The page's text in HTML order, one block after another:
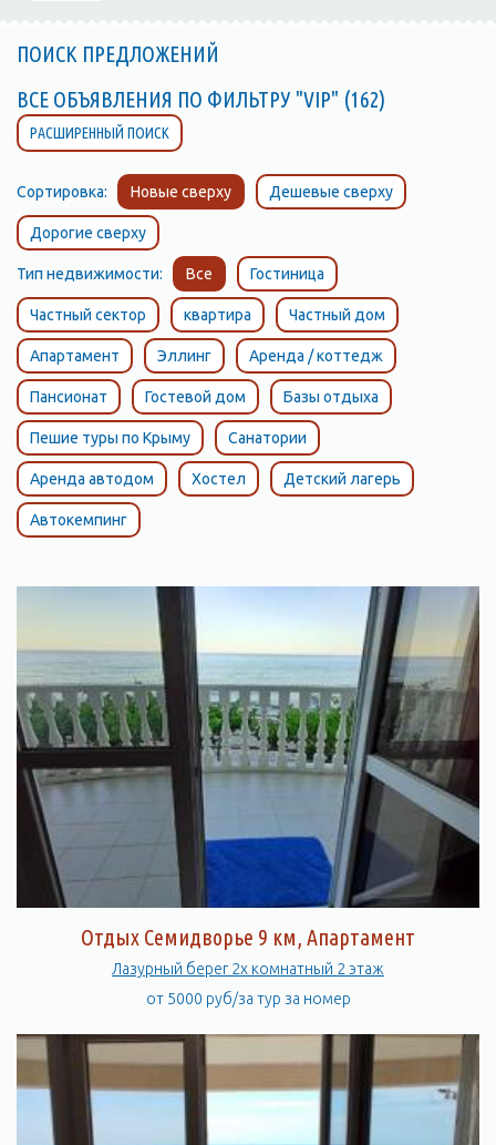
ПОИСК ПРЕДЛОЖЕНИЙ
ВСЕ ОБЪЯВЛЕНИЯ ПО ФИЛЬТРУ "VIP" (162)
РАСШИРЕННЫЙ ПОИСК
Сортировка: Новые сверху Дешевые сверху
Дорогие сверху
Тип недвижимости: Все Гостиница
Частный сектор квартира Частный дом
Апартамент Эллинг Аренда / коттедж
Пансионат Гостевой дом Базы отдыха
Пешие туры по Крыму Санатории
Аренда автодом Хостел Детский лагерь
Автокемпинг
Отдых Семидворье 9 км, Апартамент
Лазурный берег 2х комнатный 2 этаж
от 5000 руб/за тур за номер